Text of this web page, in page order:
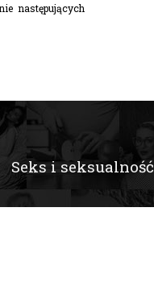
następujących
Seks i seksualność